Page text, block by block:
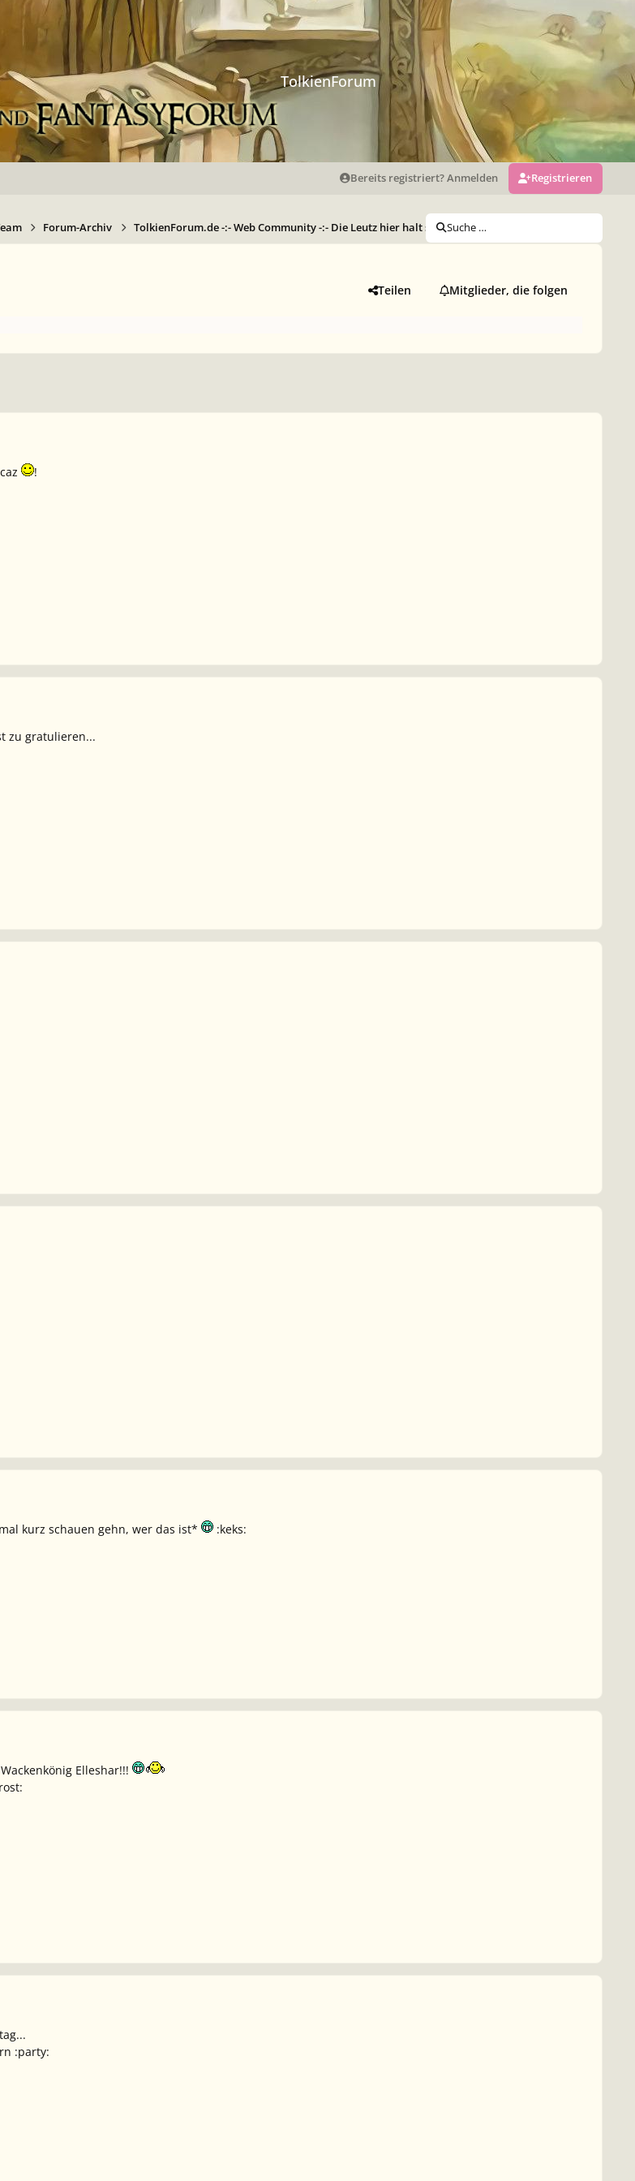
TolkienForum
Bereits registriert? Anmelden Registrieren
Forum-Archiv TolkienForum.de -:- Web Community -:- Die Leutz hier halt so (Archiv)
Suche …
Teilen Mitglieder, die folgen
!
zu gratulieren...
kurz schauen gehn, wer das ist* :keks:
Wackenkönig Elleshar!!!
:party: